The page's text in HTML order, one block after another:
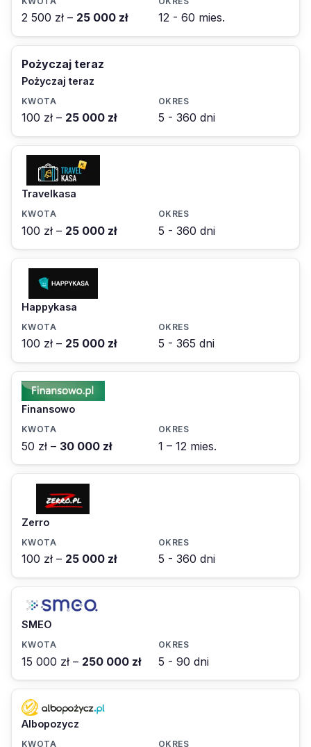
2 500 zł – 25 000 zł 12 - 60 mies.
Pożyczaj teraz
Pożyczaj teraz
100 zł – 25 000 zł 5 - 360 dni
Travelkasa
100 zł – 25 000 zł 5 - 360 dni
Happykasa
100 zł – 25 000 zł 5 - 365 dni
Finansowo
50 zł – 30 000 zł 1 – 12 mies.
Zerro
100 zł – 25 000 zł 5 - 360 dni
SMEO
15 000 zł – 250 000 zł 5 - 90 dni
Albopozycz